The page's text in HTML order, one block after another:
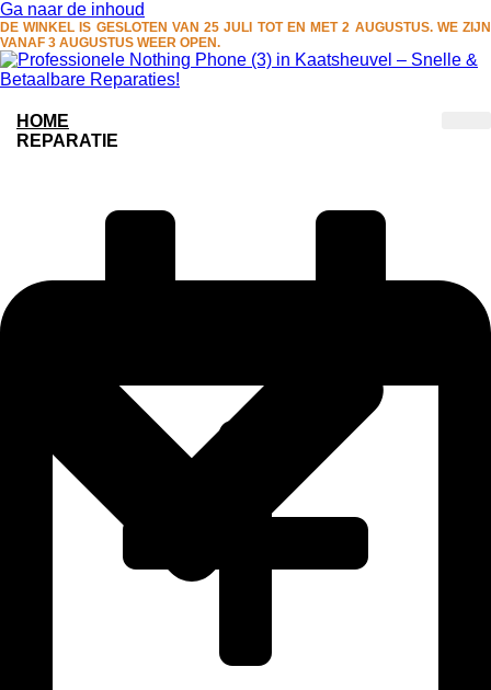
Ga naar de inhoud
DE WINKEL IS GESLOTEN VAN 25 JULI TOT EN MET 2 AUGUSTUS. WE ZIJN
VANAF 3 AUGUSTUS WEER OPEN.
HOME
REPARATIE